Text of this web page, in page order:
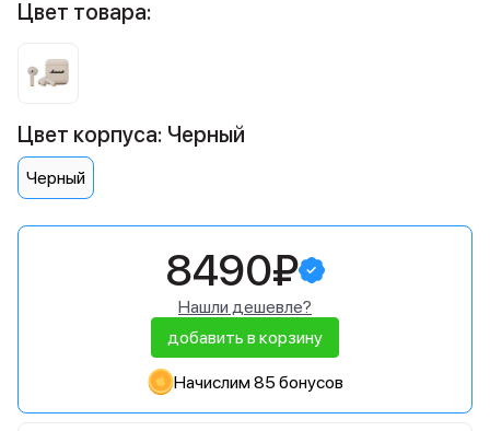
Цвет товара:
Цвет корпуса: Черный
Черный
8490₽
Нашли дешевле?
добавить в корзину
Начислим 85 бонусов